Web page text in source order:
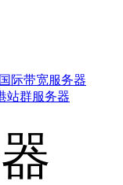
际带宽服务器
站群服务器